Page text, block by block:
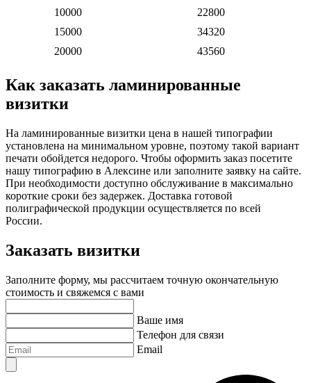
10000
22800
15000
34320
20000
43560
Как заказать ламинированные
визитки
На ламинированные визитки цена в нашей типографии
установлена на минимальном уровне, поэтому такой вариант
печати обойдется недорого. Чтобы оформить заказ посетите
нашу типографию в Алексине или заполните заявку на сайте.
При необходимости доступно обслуживание в максимально
короткие сроки без задержек. Доставка готовой
полиграфической продукции осуществляется по всей
России.
Заказать визитки
Заполните форму, мы рассчитаем точную окончательную
стоимость и свяжемся с вами
Ваше имя
Телефон для связи
Email